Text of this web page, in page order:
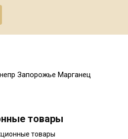
Запорожье Марганец
товары
товары